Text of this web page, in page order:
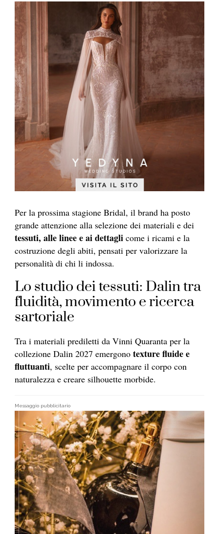
Per la prossima stagione Bridal, il brand ha posto
grande attenzione alla selezione dei materiali e dei
tessuti, alle linee e ai dettagli come i ricami e la
costruzione degli abiti, pensati per valorizzare la
personalità di chi li indossa.
Lo studio dei tessuti: Dalin tra
fluidità, movimento e ricerca
sartoriale
Tra i materiali prediletti da Vinni Quaranta per la
collezione Dalin 2027 emergono texture fluide e
fluttuanti, scelte per accompagnare il corpo con
naturalezza e creare silhouette morbide.
Messaggio pubblicitario